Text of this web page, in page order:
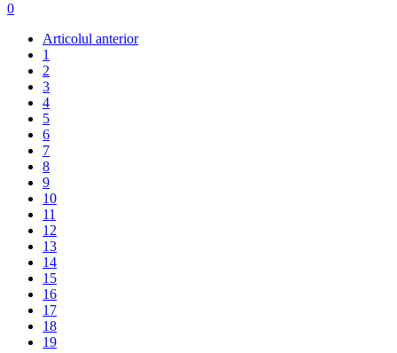
0
Articolul anterior
1
2
3
4
5
6
7
8
9
10
11
12
13
14
15
16
17
18
19